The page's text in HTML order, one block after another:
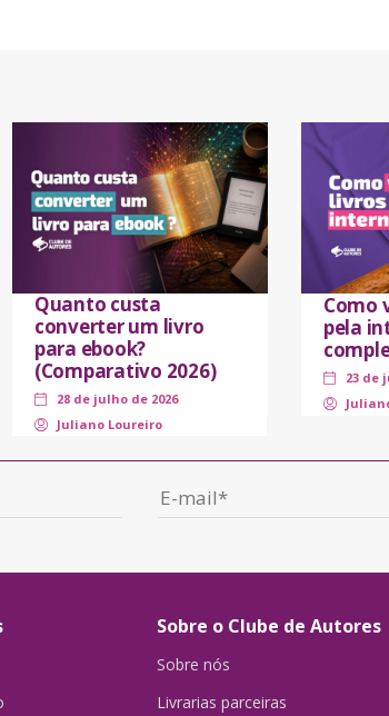
Quanto custa
converter um livro
para ebook?
(Comparativo 2026)
28 de julho de 2026
Juliano Loureiro
Como
pela
23 de
Sobre o Clube de Autores
Sobre nós
Livrarias parceiras